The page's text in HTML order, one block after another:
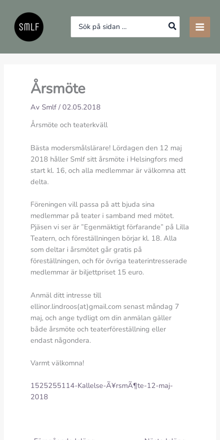
innehåll
Search
for:
Årsmöte
AvSmlf/02.05.2018
Årsmöte och teaterkväll
Bästa modersmålslärare! Lördagen den 12 maj
2018 håller Smlf sitt årsmöte i Helsingfors med
start kl. 16, och alla medlemmar är välkomna att
delta.
Föreningen vill passa på att bjuda sina
medlemmar på teater i samband med mötet.
Pjäsen vi ser är ”Egenmäktigt förfarande” på Lilla
Teatern, och föreställningen börjar kl. 18. Alla
som deltar i årsmötet går gratis på
föreställningen, och för övriga teaterintresserade
medlemmar är biljettpriset 15 euro.
Anmäl ditt intresse till
ellinor.lindroos(at)gmail.com senast måndag 7
maj, och ange tydligt om din anmälan gäller
både årsmöte och teaterföreställning eller
endast någondera.
Varmt välkomna!
1525255114-Kallelse-Ã¥rsmÃ¶te-12-maj-
2018